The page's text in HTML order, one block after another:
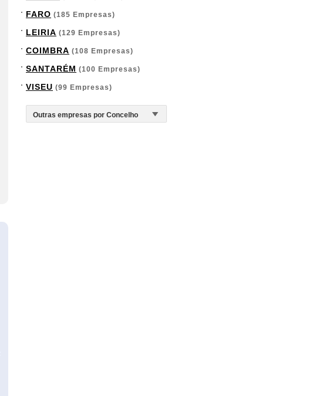
FARO (185 Empresas)
LEIRIA (129 Empresas)
COIMBRA (108 Empresas)
SANTARÉM (100 Empresas)
VISEU (99 Empresas)